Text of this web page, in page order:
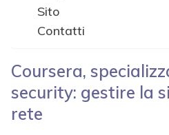
Sito
Contatti
Coursera,
security: gestire la
rete